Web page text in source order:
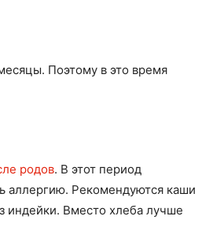
Поэтому в это время
родов. В этот период
аллергию. Рекомендуются каши
индейки. Вместо хлеба лучше